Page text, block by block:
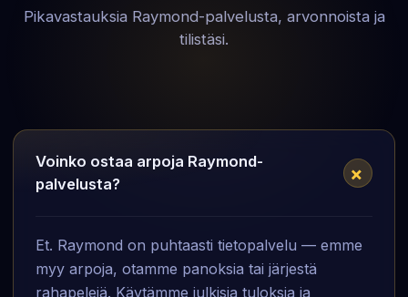
Pikavastauksia Raymond-palvelusta, arvonnoista ja
tilistäsi.
Voinko ostaa arpoja Raymond-
palvelusta?
Et. Raymond on puhtaasti tietopalvelu — emme
myy arpoja, otamme panoksia tai järjestä
rahapelejä. Käytämme julkisia tuloksia ja